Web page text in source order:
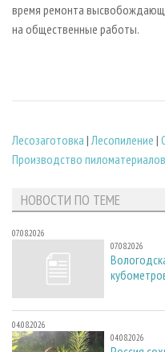
время ремонта
на общественные работы.
Лесозаготовка |Лесопиление |
Производство пиломатериалов
НОВОСТИ ПО ТЕМЕ
07.08.2026
07.08.2026
04.08.2026
04.08.2026